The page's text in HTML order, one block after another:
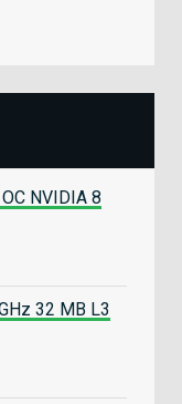
NVIDIA 8
32 MB L3